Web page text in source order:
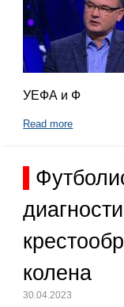
УЕФА и Ф
Read more
колена
30.04.2023